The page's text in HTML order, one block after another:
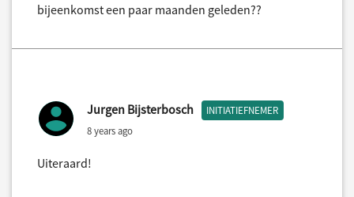
bijeenkomst een paar maanden geleden??
Jurgen Bijsterbosch INITIATIEFNEMER
8 years ago
Uiteraard!